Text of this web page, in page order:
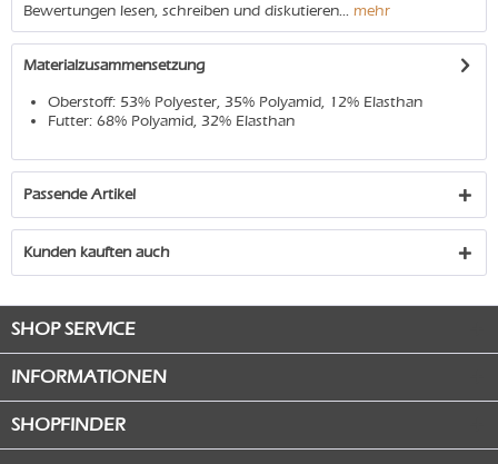
Bewertungen lesen, schreiben und diskutieren... mehr
Materialzusammensetzung
Oberstoff: 53% Polyester, 35% Polyamid, 12% Elasthan
Futter: 68% Polyamid, 32% Elasthan
Passende Artikel
Kunden kauften auch
SHOP SERVICE
INFORMATIONEN
SHOPFINDER